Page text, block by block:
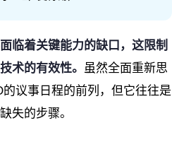
临着关键能力的缺口，这限制
术的有效性。
虽然全面重新思
议事日程的前列，但它往往是
失的步骤。